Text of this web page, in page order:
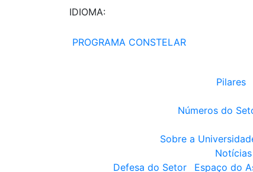
IDIOMA:
PROGRAMA CONSTELAR
Pilares
Números do
Sobre a
Notícias
Defesa do Setor
Espaço do